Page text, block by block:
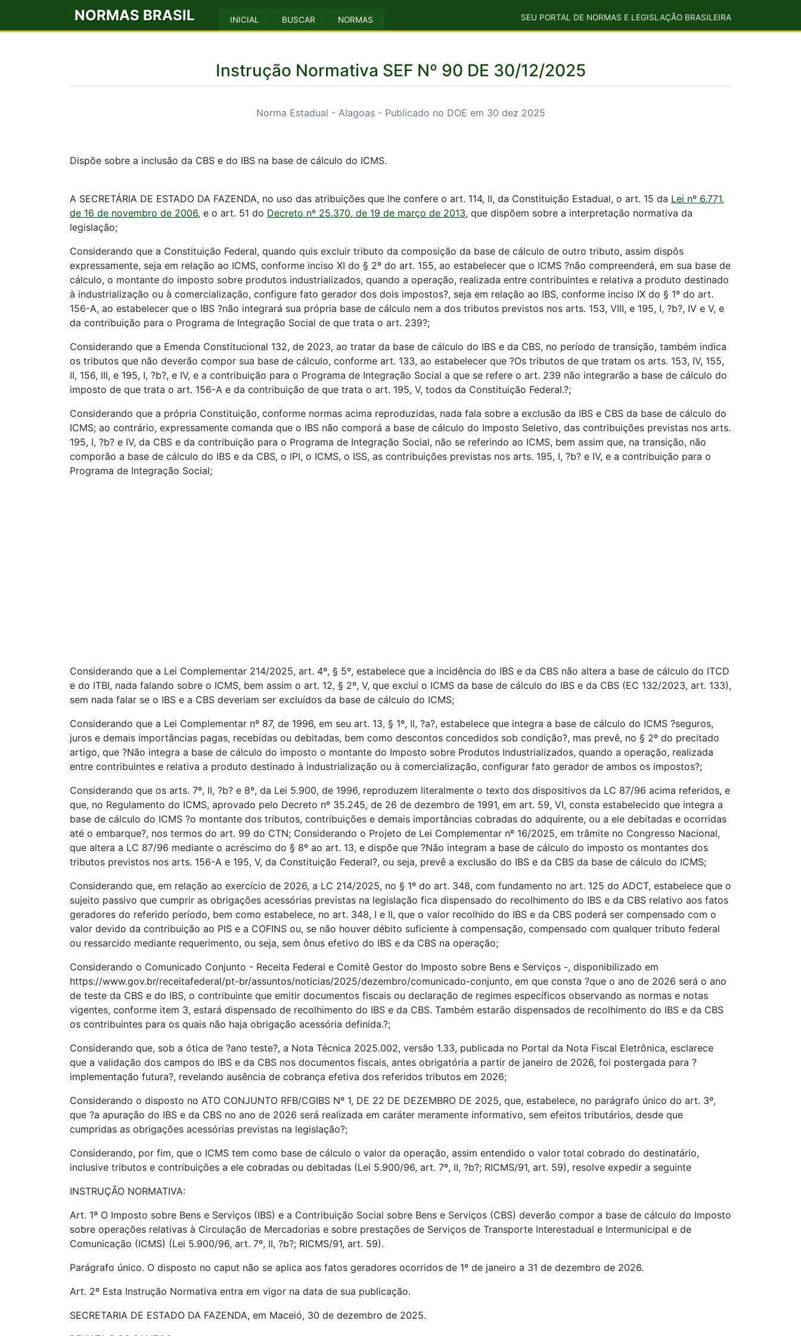
NORMAS BRASIL INICIAL BUSCAR NORMAS SEU PORTAL DE NORMAS E LEGISLAÇÃO BRASILEIRA
Instrução Normativa SEF Nº 90 DE 30/12/2025
Norma Estadual - Alagoas - Publicado no DOE em 30 dez 2025
Dispõe sobre a inclusão da CBS e do IBS na base de cálculo do ICMS.
A SECRETÁRIA DE ESTADO DA FAZENDA, no uso das atribuições que lhe confere o art. 114, II, da Constituição Estadual, o art. 15 da Lei nº 6.771,
de 16 de novembro de 2006, e o art. 51 do Decreto nº 25.370, de 19 de março de 2013, que dispõem sobre a interpretação normativa da
legislação;
Considerando que a Constituição Federal, quando quis excluir tributo da composição da base de cálculo de outro tributo, assim dispôs
expressamente, seja em relação ao ICMS, conforme inciso XI do § 2º do art. 155, ao estabelecer que o ICMS ?não compreenderá, em sua base de
cálculo, o montante do imposto sobre produtos industrializados, quando a operação, realizada entre contribuintes e relativa a produto destinado
à industrialização ou à comercialização, configure fato gerador dos dois impostos?, seja em relação ao IBS, conforme inciso IX do § 1º do art.
156-A, ao estabelecer que o IBS ?não integrará sua própria base de cálculo nem a dos tributos previstos nos arts. 153, VIII, e 195, I, ?b?, IV e V, e
da contribuição para o Programa de Integração Social de que trata o art. 239?;
Considerando que a Emenda Constitucional 132, de 2023, ao tratar da base de cálculo do IBS e da CBS, no período de transição, também indica
os tributos que não deverão compor sua base de cálculo, conforme art. 133, ao estabelecer que ?Os tributos de que tratam os arts. 153, IV, 155,
II, 156, III, e 195, I, ?b?, e IV, e a contribuição para o Programa de Integração Social a que se refere o art. 239 não integrarão a base de cálculo do
imposto de que trata o art. 156-A e da contribuição de que trata o art. 195, V, todos da Constituição Federal.?;
Considerando que a própria Constituição, conforme normas acima reproduzidas, nada fala sobre a exclusão da IBS e CBS da base de cálculo do
ICMS; ao contrário, expressamente comanda que o IBS não comporá a base de cálculo do Imposto Seletivo, das contribuições previstas nos arts.
195, I, ?b? e IV, da CBS e da contribuição para o Programa de Integração Social, não se referindo ao ICMS, bem assim que, na transição, não
comporão a base de cálculo do IBS e da CBS, o IPI, o ICMS, o ISS, as contribuições previstas nos arts. 195, I, ?b? e IV, e a contribuição para o
Programa de Integração Social;
Considerando que a Lei Complementar 214/2025, art. 4º, § 5º, estabelece que a incidência do IBS e da CBS não altera a base de cálculo do ITCD
e do ITBI, nada falando sobre o ICMS, bem assim o art. 12, § 2º, V, que exclui o ICMS da base de cálculo do IBS e da CBS (EC 132/2023, art. 133),
sem nada falar se o IBS e a CBS deveriam ser excluídos da base de cálculo do ICMS;
Considerando que a Lei Complementar nº 87, de 1996, em seu art. 13, § 1º, II, ?a?, estabelece que integra a base de cálculo do ICMS ?seguros,
juros e demais importâncias pagas, recebidas ou debitadas, bem como descontos concedidos sob condição?, mas prevê, no § 2º do precitado
artigo, que ?Não integra a base de cálculo do imposto o montante do Imposto sobre Produtos Industrializados, quando a operação, realizada
entre contribuintes e relativa a produto destinado à industrialização ou à comercialização, configurar fato gerador de ambos os impostos?;
Considerando que os arts. 7º, II, ?b? e 8º, da Lei 5.900, de 1996, reproduzem literalmente o texto dos dispositivos da LC 87/96 acima referidos, e
que, no Regulamento do ICMS, aprovado pelo Decreto nº 35.245, de 26 de dezembro de 1991, em art. 59, VI, consta estabelecido que integra a
base de cálculo do ICMS ?o montante dos tributos, contribuições e demais importâncias cobradas do adquirente, ou a ele debitadas e ocorridas
até o embarque?, nos termos do art. 99 do CTN; Considerando o Projeto de Lei Complementar nº 16/2025, em trâmite no Congresso Nacional,
que altera a LC 87/96 mediante o acréscimo do § 8º ao art. 13, e dispõe que ?Não integram a base de cálculo do imposto os montantes dos
tributos previstos nos arts. 156-A e 195, V, da Constituição Federal?, ou seja, prevê a exclusão do IBS e da CBS da base de cálculo do ICMS;
Considerando que, em relação ao exercício de 2026, a LC 214/2025, no § 1º do art. 348, com fundamento no art. 125 do ADCT, estabelece que o
sujeito passivo que cumprir as obrigações acessórias previstas na legislação fica dispensado do recolhimento do IBS e da CBS relativo aos fatos
geradores do referido período, bem como estabelece, no art. 348, I e II, que o valor recolhido do IBS e da CBS poderá ser compensado com o
valor devido da contribuição ao PIS e a COFINS ou, se não houver débito suficiente à compensação, compensado com qualquer tributo federal
ou ressarcido mediante requerimento, ou seja, sem ônus efetivo do IBS e da CBS na operação;
Considerando o Comunicado Conjunto - Receita Federal e Comitê Gestor do Imposto sobre Bens e Serviços -, disponibilizado em
https://www.gov.br/receitafederal/pt-br/assuntos/noticias/2025/dezembro/comunicado-conjunto, em que consta ?que o ano de 2026 será o ano
de teste da CBS e do IBS, o contribuinte que emitir documentos fiscais ou declaração de regimes específicos observando as normas e notas
vigentes, conforme item 3, estará dispensado de recolhimento do IBS e da CBS. Também estarão dispensados de recolhimento do IBS e da CBS
os contribuintes para os quais não haja obrigação acessória definida.?;
Considerando que, sob a ótica de ?ano teste?, a Nota Técnica 2025.002, versão 1.33, publicada no Portal da Nota Fiscal Eletrônica, esclarece
que a validação dos campos do IBS e da CBS nos documentos fiscais, antes obrigatória a partir de janeiro de 2026, foi postergada para ?
implementação futura?, revelando ausência de cobrança efetiva dos referidos tributos em 2026;
Considerando o disposto no ATO CONJUNTO RFB/CGIBS Nº 1, DE 22 DE DEZEMBRO DE 2025, que, estabelece, no parágrafo único do art. 3º,
que ?a apuração do IBS e da CBS no ano de 2026 será realizada em caráter meramente informativo, sem efeitos tributários, desde que
cumpridas as obrigações acessórias previstas na legislação?;
Considerando, por fim, que o ICMS tem como base de cálculo o valor da operação, assim entendido o valor total cobrado do destinatário,
inclusive tributos e contribuições a ele cobradas ou debitadas (Lei 5.900/96, art. 7º, II, ?b?; RICMS/91, art. 59), resolve expedir a seguinte
INSTRUÇÃO NORMATIVA:
Art. 1º O Imposto sobre Bens e Serviços (IBS) e a Contribuição Social sobre Bens e Serviços (CBS) deverão compor a base de cálculo do Imposto
sobre operações relativas à Circulação de Mercadorias e sobre prestações de Serviços de Transporte Interestadual e Intermunicipal e de
Comunicação (ICMS) (Lei 5.900/96, art. 7º, II, ?b?; RICMS/91, art. 59).
Parágrafo único. O disposto no caput não se aplica aos fatos geradores ocorridos de 1º de janeiro a 31 de dezembro de 2026.
Art. 2º Esta Instrução Normativa entra em vigor na data de sua publicação.
SECRETARIA DE ESTADO DA FAZENDA, em Maceió, 30 de dezembro de 2025.